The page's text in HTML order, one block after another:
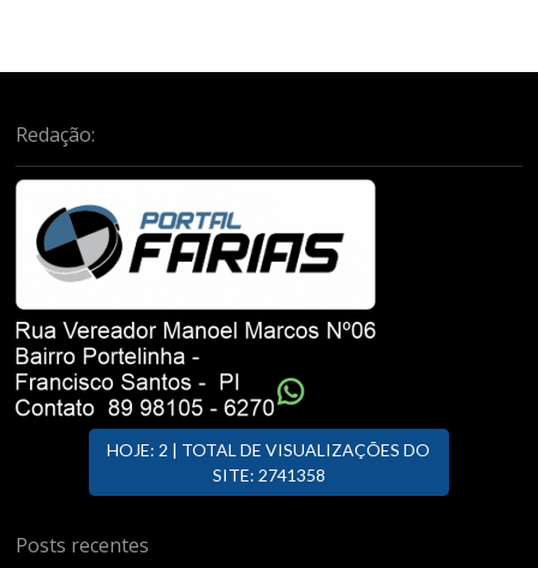
Redação:
HOJE: 2 | TOTAL DE VISUALIZAÇÕES DO
SITE: 2741358
Posts recentes